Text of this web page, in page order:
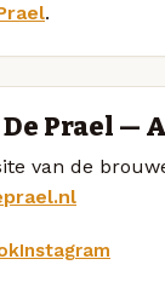
.
Prael —
van de
Instagram